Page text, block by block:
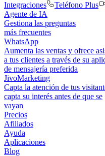
Integraciones
Teléfono Plus
Agente de IA
Gestiona las preguntas
más frecuentes
WhatsApp
Aumenta las ventas y ofrece
a tus clientes a través de su
de mensajería preferida
JivoMarketing
Capta la atención de tus
capta su interés antes de que se
vayan
Precios
Afiliados
Ayuda
Aplicaciones
Blog